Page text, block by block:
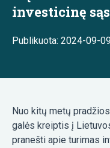
investicinę
Publikuota: 2024-09-
Nuo kitų metų
galės kreiptis į
pranešti apie turimas